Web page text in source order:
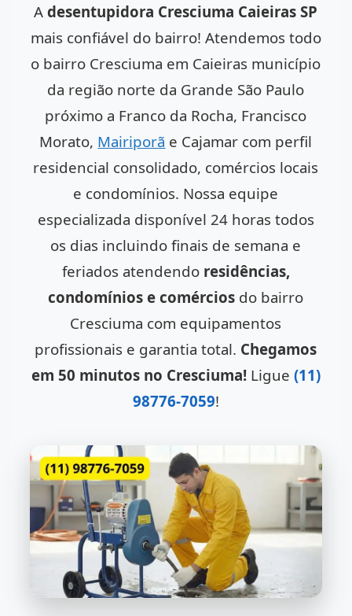
Adesentupidora Cresciuma Caieiras SP
mais confiável do bairro! Atendemos todo
o bairro Cresciuma em Caieiras município
da região norte da Grande São Paulo
próximo a Franco da Rocha, Francisco
Morato, Mairiporã e Cajamar com perfil
residencial consolidado, comércios locais
e condomínios. Nossa equipe
especializada disponível 24 horas todos
os dias incluindo finais de semana e
feriados atendendo residências,
condomínios e comércios do bairro
Cresciuma com equipamentos
profissionais e garantia total. Chegamos
em 50 minutos no Cresciuma!Ligue (11)
98776-7059!